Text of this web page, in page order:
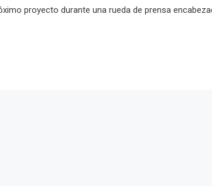
proyecto durante una rueda de prensa